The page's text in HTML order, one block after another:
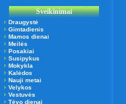
Sveikinimai
Draugystė
Gimtadienis
Mamos dienai
Meilės
Posakiai
Susipykus
Mokykla
Kalėdos
Nauji metai
Velykos
Vestuvės
Tėvo dienai